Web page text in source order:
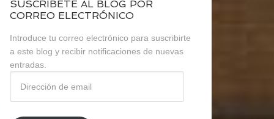
SUSCRÍBETE AL BLOG POR
CORREO ELECTRÓNICO
Introduce tu correo electrónico para suscribirte
a este blog y recibir notificaciones de nuevas
entradas.
email